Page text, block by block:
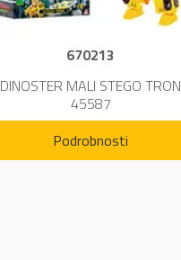
670213
DINOSTER MALI STEGO TRON
45587
Podrobnosti